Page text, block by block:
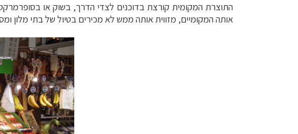
התוצרת המקומית קורצת בדוכנים לצדי הדרך, בשוק או
אותה המקומיים, מזווית אותה ממש לא מכירים בטיול של בתי מלון